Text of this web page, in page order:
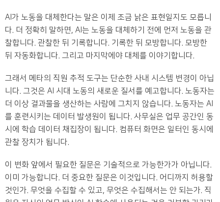
AI가 노동을 대체한다는 말은 이제 조금 낡은 표현일지도 모릅니
다. 더 정확히 말하면, AI는 노동을 대체하기 전에 먼저 노동을 관
찰합니다. 관찰한 뒤 기록합니다. 기록한 뒤 모방합니다. 모방한
뒤 자동화합니다. 그리고 마지막에야 대체를 이야기합니다.
그래서 메타의 직원 추적 도구는 단순한 사내 시스템 변경이 아닙
니다. 그것은 AI 시대 노동의 새로운 질서를 예고합니다. 노동자는
더 이상 결과물을 생산하는 사람에 그치지 않습니다. 노동자는 AI
를 훈련시키는 데이터 발생원이 됩니다. 사무실은 업무 공간인 동
시에 학습 데이터 채집장이 됩니다. 컴퓨터 화면은 일터인 동시에
관찰 장치가 됩니다.
이 변화 앞에서 필요한 질문은 기술적으로 가능한가가 아닙니다.
이미 가능합니다. 더 중요한 질문은 이것입니다. 어디까지 허용할
것인가. 무엇을 수집할 수 있고, 무엇은 수집해서는 안 되는가. 직